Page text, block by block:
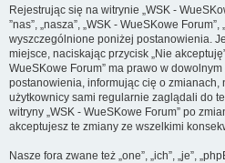
Rejestrując się na witrynie „WSK -
”nas”, „nasza”, „WSK - WueSKowe
wyszczególnione poniżej postanowienia.
miejsce, naciskając przycisk „Nie
WueSKowe Forum” ma prawo w
postanowienia, informując cię o zmianach,
użytkownicy sami regularnie zaglądali do
witryny „WSK - WueSKowe Forum” po
akceptujesz te zmiany ze wszelkimi
Nasze fora zwane też „one”, „ich”, „je”,